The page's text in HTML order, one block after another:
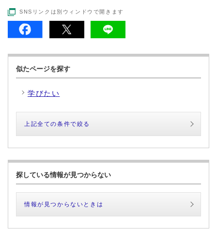
SNSリンクは別ウィンドウで開きます
似たページを探す
学びたい
上記全ての条件で絞る
探している情報が見つからない
情報が見つからないときは